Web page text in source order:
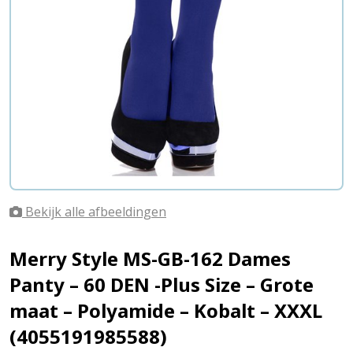
Bekijk alle afbeeldingen
Merry Style MS-GB-162 Dames
Panty – 60 DEN -Plus Size – Grote
maat – Polyamide – Kobalt – XXXL
(4055191985588)